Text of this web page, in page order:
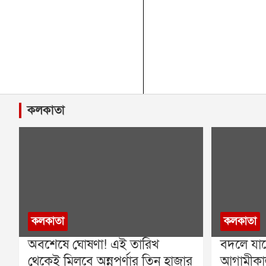
কলকাতা
কলকাতা
অবশেষে ঘোষণা! এই তারিখ
থেকেই মিলবে অন্নপূর্ণার তিন হাজার
কলকাতা
বদলে